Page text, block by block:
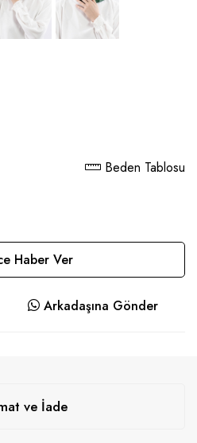
Beden Tablosu
Haber Ver
Arkadaşına Gönder
ve İade